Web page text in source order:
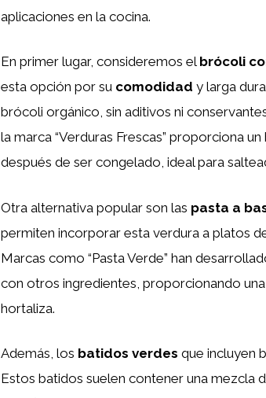
aplicaciones en la cocina.
En primer lugar, consideremos el brócoli
esta opción por su comodidad y larga
brócoli orgánico, sin aditivos ni
la marca “Verduras Frescas” proporciona
después de ser congelado, ideal para
Otra alternativa popular son las pasta a
permiten incorporar esta verdura a platos
Marcas como “Pasta Verde” han
con otros ingredientes, proporcionando
hortaliza.
Además, los batidos verdes que incluyen
Estos batidos suelen contener una mezcla